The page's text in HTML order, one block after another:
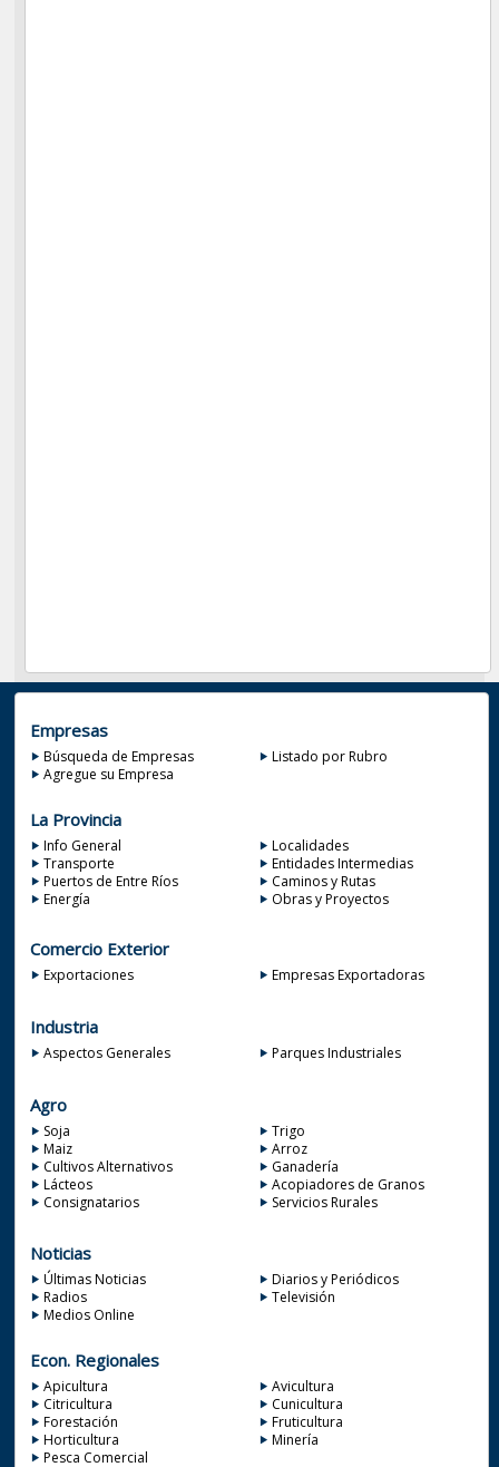
Empresas
Búsqueda de Empresas
Listado por Rubro
Agregue su Empresa
La Provincia
Info General
Localidades
Transporte
Entidades Intermedias
Puertos de Entre Ríos
Caminos y Rutas
Energía
Obras y Proyectos
Comercio Exterior
Exportaciones Empresas Exportadoras
Industria
Aspectos Generales Parques Industriales
Agro
Soja
Trigo
Maiz
Arroz
Cultivos Alternativos
Ganadería
Lácteos
Acopiadores de Granos
Consignatarios
Servicios Rurales
Noticias
Últimas Noticias
Diarios y Periódicos
Radios
Televisión
Medios Online
Econ. Regionales
Apicultura
Avicultura
Citricultura
Cunicultura
Forestación
Fruticultura
Horticultura
Minería
Pesca Comercial